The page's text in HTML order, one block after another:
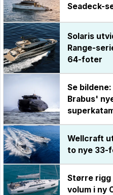
Seadeck-
Solaris
Range-
64-foter
Se
Brabus'
Wellcraft
to nye 33-
Større rigg
volum i ny